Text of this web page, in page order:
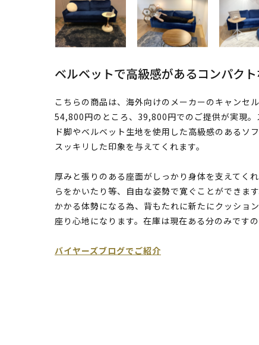
ベルベットで高級感があるコンパク
こちらの商品は、海外向けのメーカーのキャンセ
54,800円のところ、39,800円でのご提供が実現
ド脚やベルベット生地を使用した高級感のあるソ
スッキリした印象を与えてくれます。
厚みと張りのある座面がしっかり身体を支えてく
らをかいたり等、自由な姿勢で寛ぐことができま
かかる体勢になる為、背もたれに新たにクッショ
座り心地になります。在庫は現在ある分のみです
バイヤーズブログでご紹介